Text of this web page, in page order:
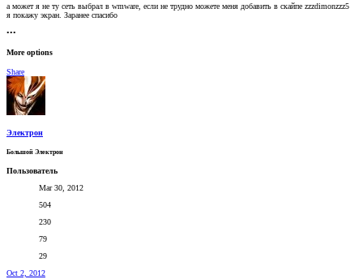
а может я не ту сеть выбрал в wmware, если не трудно можете меня добавить в скайпе zzzdimonzzz5
я покажу экран. Заранее спасибо
•••
More options
Share
Электрон
Большой Электрон
Пользователь
Mar 30, 2012
504
230
79
29
Oct 2, 2012